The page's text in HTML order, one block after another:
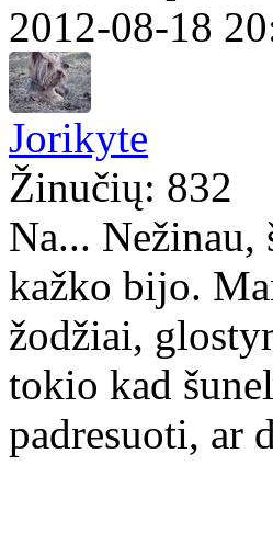
2012-08-18
Jorikyte
Žinučių: 832
Na... Nežinau,
kažko bijo.
žodžiai,
tokio kad
padresuoti, ar